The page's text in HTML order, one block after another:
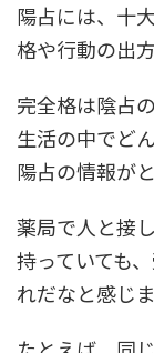
陽占には、十
格や行動の出
完全格は陰占
生活の中でど
陽占の情報が
薬局で人と接
持っていても
れだなと感じま